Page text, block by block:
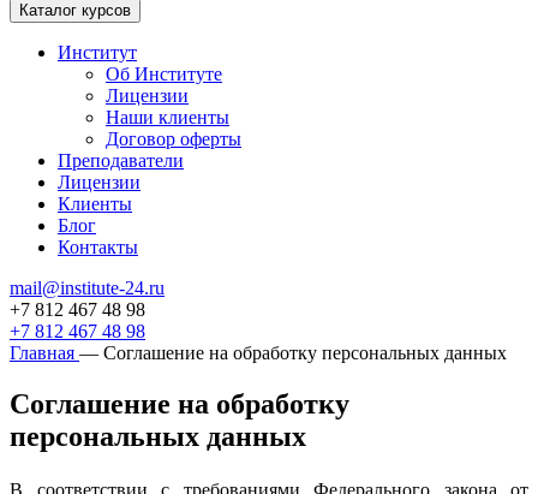
Каталог курсов
Институт
Об Институте
Лицензии
Наши клиенты
Договор оферты
Преподаватели
Лицензии
Клиенты
Блог
Контакты
mail@institute-24.ru
+7 812 467 48 98
+7 812 467 48 98
Главная — Соглашение на обработку персональных данных
Соглашение на обработку
персональных данных
В соответствии с требованиями Федерального закона от